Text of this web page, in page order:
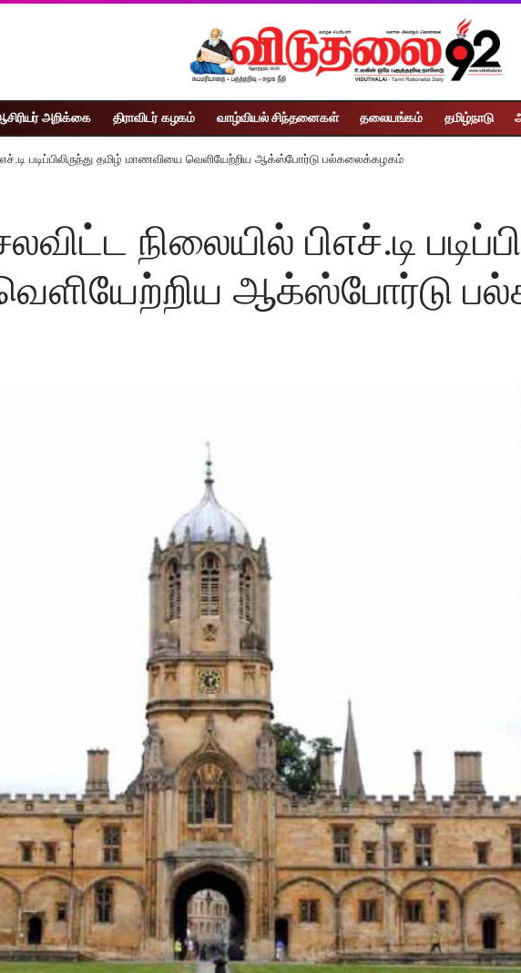
அறிக்கை திராவிடர் கழகம் வாழ்வியல் சிந்தனைகள் தலையங்கம் தமிழ்நாடு
படிப்பிலிருந்து தமிழ் மாணவியை வெளியேற்றிய ஆக்ஸ்போர்டு பல்கலைக்கழகம்
நிலையில் பிஎச்.டி
ஆக்ஸ்போர்டு